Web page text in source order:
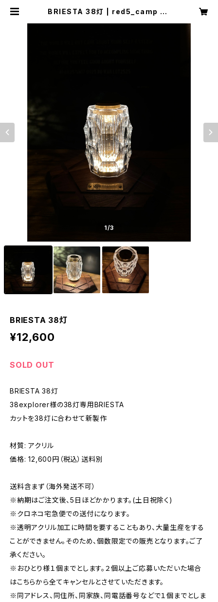
BRIESTA 38灯 | red5_camp on
1/3
BRIESTA 38灯
¥12,600
SOLD OUT
BRIESTA 38灯
38explorer様の38灯専用BRIESTA
カットを38灯に合わせて新製作
材質: アクリル
価格: 12,600円（税込）送料別
送料含まず（海外発送不可）
※納期はご注文後、5日ほどかかります。(土日祝除く)
※クロネコ宅急便での送付になります。
※透明アクリル加工に時間を要することもあり、大量生産をする
ことができません。そのため、個数限定での販売となります。ご了
承ください。
※おひとり様１個までとします。２個以上ご応募いただいた場合
はこちらから全てキャンセルとさせていただきます。
※同アドレス、同住所、同家族、同電話番号などで１個までとしま